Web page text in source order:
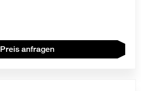
Preis anfragen